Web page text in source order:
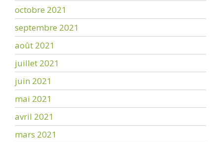
octobre 2021
septembre 2021
août 2021
juillet 2021
juin 2021
mai 2021
avril 2021
mars 2021